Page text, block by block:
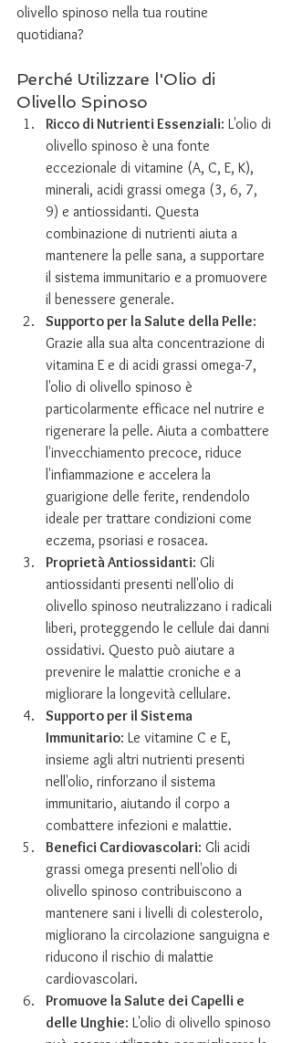
olivello spinoso nella tua routine
quotidiana?
Perché Utilizzare l'Olio di
Olivello Spinoso
Ricco di Nutrienti Essenziali: L'olio di
olivello spinoso è una fonte
eccezionale di vitamine (A, C, E, K),
minerali, acidi grassi omega (3, 6, 7,
9) e antiossidanti. Questa
combinazione di nutrienti aiuta a
mantenere la pelle sana, a supportare
il sistema immunitario e a promuovere
il benessere generale.
Supporto per la Salute della Pelle:
Grazie alla sua alta concentrazione di
vitamina E e di acidi grassi omega-7,
l'olio di olivello spinoso è
particolarmente efficace nel nutrire e
rigenerare la pelle. Aiuta a combattere
l'invecchiamento precoce, riduce
l'infiammazione e accelera la
guarigione delle ferite, rendendolo
ideale per trattare condizioni come
eczema, psoriasi e rosacea.
Proprietà Antiossidanti: Gli
antiossidanti presenti nell'olio di
olivello spinoso neutralizzano i radicali
liberi, proteggendo le cellule dai danni
ossidativi. Questo può aiutare a
prevenire le malattie croniche e a
migliorare la longevità cellulare.
Supporto per il Sistema
Immunitario: Le vitamine C e E,
insieme agli altri nutrienti presenti
nell'olio, rinforzano il sistema
immunitario, aiutando il corpo a
combattere infezioni e malattie.
Benefici Cardiovascolari: Gli acidi
grassi omega presenti nell'olio di
olivello spinoso contribuiscono a
mantenere sani i livelli di colesterolo,
migliorano la circolazione sanguigna e
riducono il rischio di malattie
cardiovascolari.
Promuove la Salute dei Capelli e
delle Unghie: L'olio di olivello spinoso